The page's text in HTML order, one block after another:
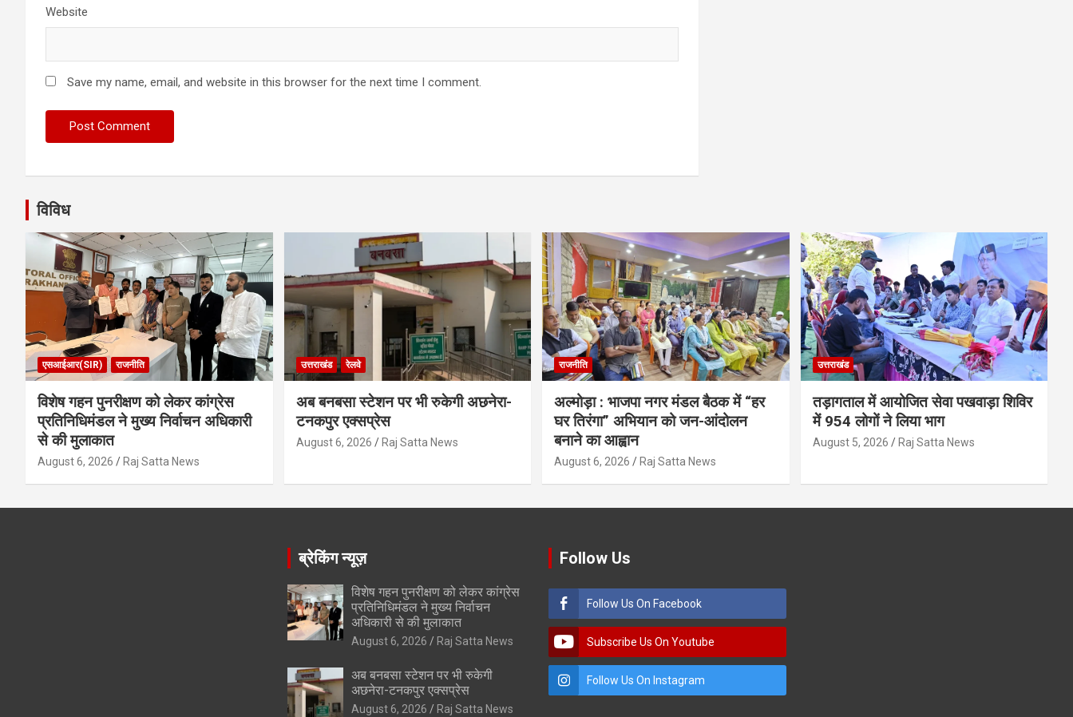
Website
Save my name, email, and website in this browser for the next time I comment.
विविध
एसआईआर(SIR) राजनीति
विशेष गहन पुनरीक्षण को लेकर कांग्रेस
प्रतिनिधिमंडल ने मुख्य निर्वाचन अधिकारी
से की मुलाकात
August 6, 2026 Raj Satta News
उत्तराखंड रेलवे
अब बनबसा स्टेशन पर भी रुकेगी अछनेरा-
टनकपुर एक्सप्रेस
August 6, 2026 Raj Satta News
राजनीति
अल्मोड़ा : भाजपा नगर मंडल बैठक में “हर
घर तिरंगा” अभियान को जन-आंदोलन
बनाने का आह्वान
August 6, 2026 Raj Satta News
उत्तराखंड
तड़ागताल में आयोजित सेवा पखवाड़ा शिविर
में 954 लोगों ने लिया भाग
August 5, 2026 Raj Satta News
ब्रेकिंग न्यूज़
विशेष गहन पुनरीक्षण को लेकर कांग्रेस
प्रतिनिधिमंडल ने मुख्य निर्वाचन
अधिकारी से की मुलाकात
August 6, 2026 Raj Satta News
अब बनबसा स्टेशन पर भी रुकेगी
अछनेरा-टनकपुर एक्सप्रेस
August 6, 2026 Raj Satta News
Follow Us
Follow Us On Facebook
Subscribe Us On Youtube
Follow Us On Instagram